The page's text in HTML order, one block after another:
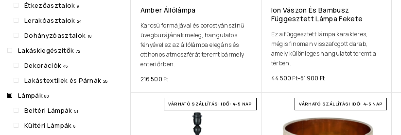
Étkezőasztalok 9
Lerakóasztalok 24
Dohányzóasztalok 18
Lakáskiegészítők 72
Dekorációk 46
Lakástextilek és Párnák 26
Lámpák 80
Beltéri Lámpák 51
Kültéri Lámpák 6
Amber Állólámpa
Karcsú formájával és borostyánszínű
üvegburájának meleg, hangulatos
fényével ez az állólámpa elegáns és
otthonos atmoszférát teremt bármely
enteriőrben.
216 500 Ft
Ion Vászon És Bambusz
Függesztett Lámpa Fekete
Ez a függesztett lámpa karakteres,
mégis finoman visszafogott darab,
amely különleges hangulatot teremt a
térben.
44 500 Ft–51 900 Ft
VÁRHATÓ SZÁLLÍTÁSI IDŐ: 4-5 NAP VÁRHATÓ SZÁLLÍTÁSI IDŐ: 4-5 NAP